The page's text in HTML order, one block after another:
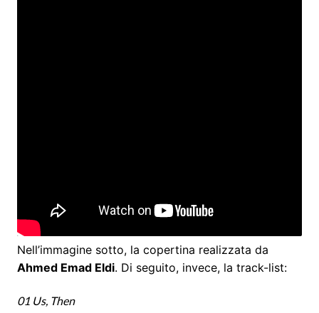
Nell’immagine sotto, la copertina realizzata da
Ahmed Emad Eldi. Di seguito, invece, la track-list:
01 Us, Then